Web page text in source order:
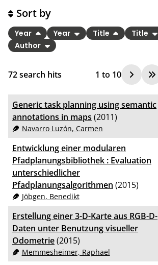
72search hits 1 to 10
Sort by
Year Year Title Title
Author
Generic task planning using semantic
annotations in maps (2011)
Navarro Luzón, Carmen
Entwicklung einer modularen
Pfadplanungsbibliothek : Evaluation
unterschiedlicher
Pfadplanungsalgorithmen (2015)
Jöbgen, Benedikt
Erstellung einer 3-D-Karte aus RGB-D-
Daten unter Benutzung visueller
Odometrie(2015)
Memmesheimer, Raphael